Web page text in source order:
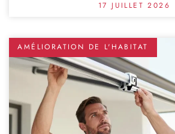
17 JUILLET 2026
AMÉLIORATION DE L'HABITAT